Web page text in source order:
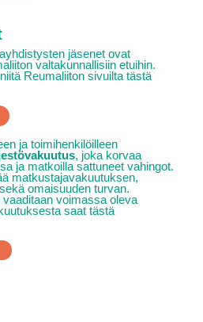
jäsenet ovat
valtakunnallisiin etuihin.
Reumaliiton sivuilta tästä
ja toimihenkilöilleen
, joka korvaa
ja matkoilla sattuneet vahingot.
matkustajavakuutuksen,
omaisuuden turvan.
voimassa oleva
saat tästä